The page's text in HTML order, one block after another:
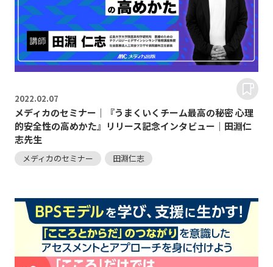
2022.02.07
メディカのセミナー｜『うまくいくチーム最高の秘密 心理
的安全性の高めかた』リリース記念インタビュー｜田淵仁
志先生
メディカのセミナー 田淵仁志